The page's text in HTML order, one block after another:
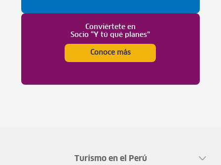
Conviértete en
Socio “Y tú qué planes”
Conoce más
Turismo en el Perú